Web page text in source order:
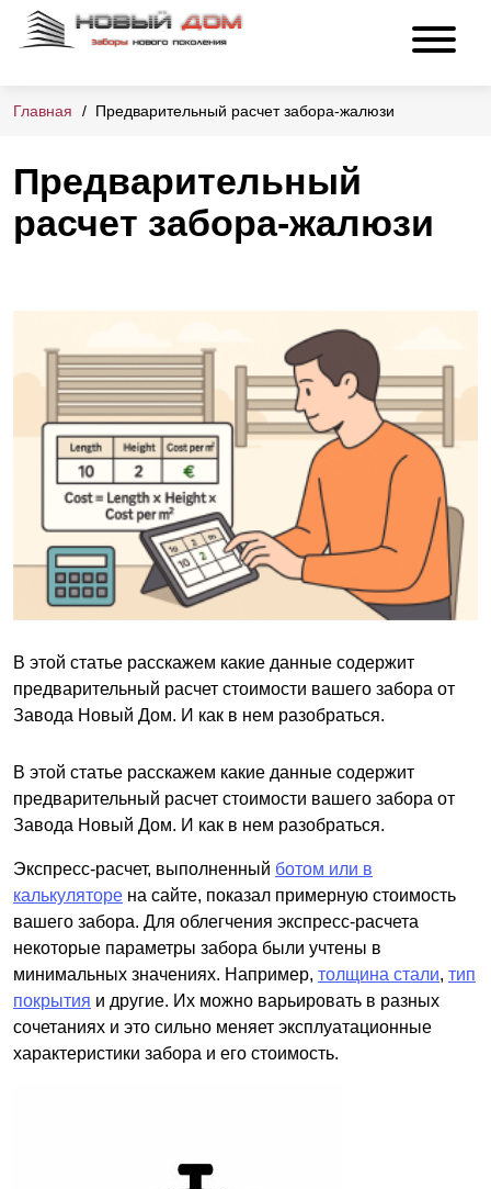
Главная Предварительный расчет забора-жалюзи
Предварительный
расчет забора-жалюзи
В этой статье расскажем какие данные содержит
предварительный расчет стоимости вашего забора от
Завода Новый Дом. И как в нем разобраться.
В этой статье расскажем какие данные содержит
предварительный расчет стоимости вашего забора от
Завода Новый Дом. И как в нем разобраться.
Экспресс-расчет, выполненный ботом или в
калькуляторе на сайте, показал примерную стоимость
вашего забора. Для облегчения экспресс-расчета
некоторые параметры забора были учтены в
минимальных значениях. Например, толщина стали, тип
покрытия и другие. Их можно варьировать в разных
сочетаниях и это сильно меняет эксплуатационные
характеристики забора и его стоимость.